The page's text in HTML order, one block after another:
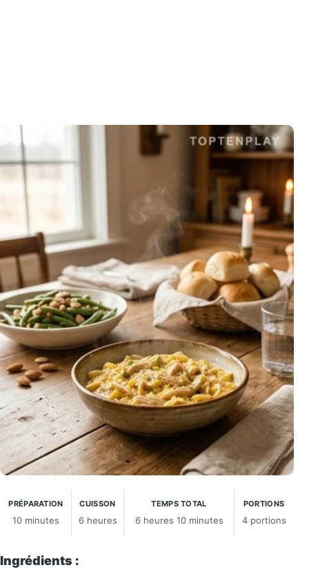
PRÉPARATION
10 minutes
CUISSON
6 heures
TEMPS TOTAL
6 heures 10 minutes
PORTIONS
4 portions
Ingrédients :